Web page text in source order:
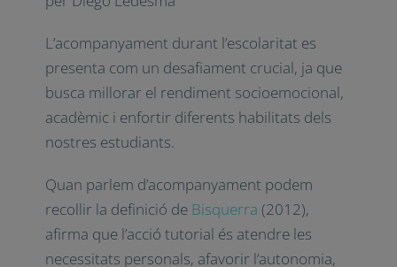
per Diego Ledesma
L’acompanyament durant l’escolaritat es
presenta com un desafiament crucial, ja
que busca millorar el rendiment
diferents habilitats dels nostres estudiants.
Quan parlem d’acompanyament podem
recollir la definició de Bisquerra(2012),